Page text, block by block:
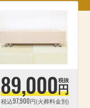
89,000円
税抜
税込97,900円(火葬料金別)